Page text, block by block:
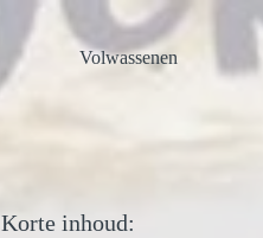
Volwassenen
Korte inhoud: